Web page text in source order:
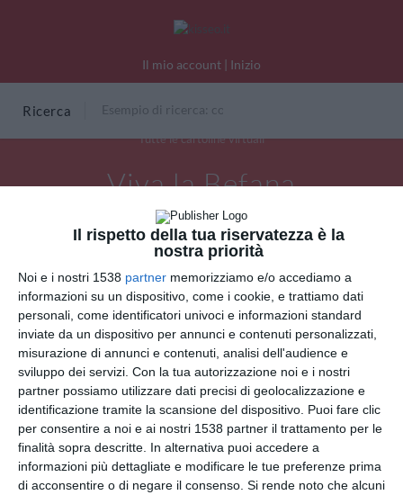
Il rispetto della tua riservatezza è la
nostra priorità
Noi e i nostri 1538 partner memorizziamo e/o accediamo a
informazioni su un dispositivo, come i cookie, e trattiamo dati
personali, come identificatori univoci e informazioni standard
inviate da un dispositivo per annunci e contenuti personalizzati,
misurazione di annunci e contenuti, analisi dell'audience e
sviluppo dei servizi. Con la tua autorizzazione noi e i nostri
partner possiamo utilizzare dati precisi di geolocalizzazione e
identificazione tramite la scansione del dispositivo. Puoi fare clic
per consentire a noi e ai nostri 1538 partner il trattamento per le
finalità sopra descritte. In alternativa puoi accedere a
informazioni più dettagliate e modificare le tue preferenze prima
di acconsentire o di negare il consenso. Si rende noto che alcuni
Il mio account | Inizio
Ricerca
Tutte le cartoline virtuali
Viva la Befana
INVIA QUESTA CARTOLINA
via Email(GRATUITO)